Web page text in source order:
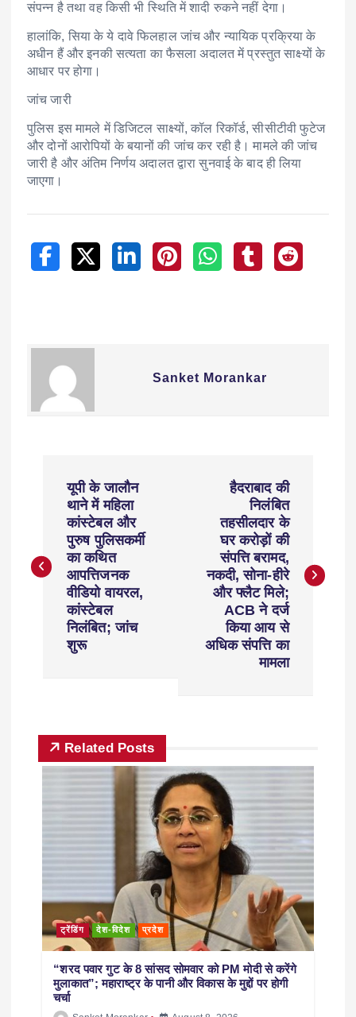
संपन्न है तथा वह किसी भी स्थिति में शादी रुकने नहीं देगा।
हालांकि, सिया के ये दावे फिलहाल जांच और न्यायिक प्रक्रिया के
अधीन हैं और इनकी सत्यता का फैसला अदालत में प्रस्तुत साक्ष्यों के
आधार पर होगा।
जांच जारी
पुलिस इस मामले में डिजिटल साक्ष्यों, कॉल रिकॉर्ड, सीसीटीवी फुटेज
और दोनों आरोपियों के बयानों की जांच कर रही है। मामले की जांच
जारी है और अंतिम निर्णय अदालत द्वारा सुनवाई के बाद ही लिया
जाएगा।
Sanket Morankar
यूपी के जालौन
थाने में महिला
कांस्टेबल और
पुरुष पुलिसकर्मी
का कथित
आपत्तिजनक
वीडियो वायरल,
कांस्टेबल
निलंबित; जांच
शुरू
हैदराबाद की
निलंबित
तहसीलदार के
घर करोड़ों की
संपत्ति बरामद,
नकदी, सोना-हीरे
और फ्लैट मिले;
ACB ने दर्ज
किया आय से
अधिक संपत्ति का
मामला
Related Posts
ट्रेंडिंग देश-विदेश प्रदेश
“शरद पवार गुट के 8 सांसद सोमवार को PM मोदी से करेंगे
मुलाकात”; महाराष्ट्र के पानी और विकास के मुद्दों पर होगी
चर्चा